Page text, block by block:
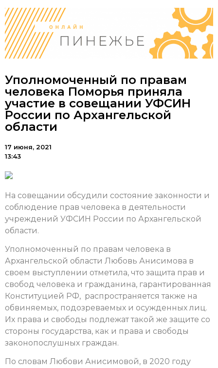
Уполномоченный по правам
человека Поморья приняла
участие в совещании УФСИН
России по Архангельской
области
17 июня, 2021
13:43
На совещании обсудили состояние законности и
соблюдение прав человека в деятельности
учреждений УФСИН России по Архангельской
области.
Уполномоченный по правам человека в
Архангельской области Любовь Анисимова в
своем выступлении отметила, что защита прав и
свобод человека и гражданина, гарантированная
Конституцией РФ, распространяется также на
обвиняемых, подозреваемых и осужденных лиц.
Их права и свободы подлежат такой же защите со
стороны государства, как и права и свободы
законопослушных граждан.
По словам Любови Анисимовой, в 2020 году